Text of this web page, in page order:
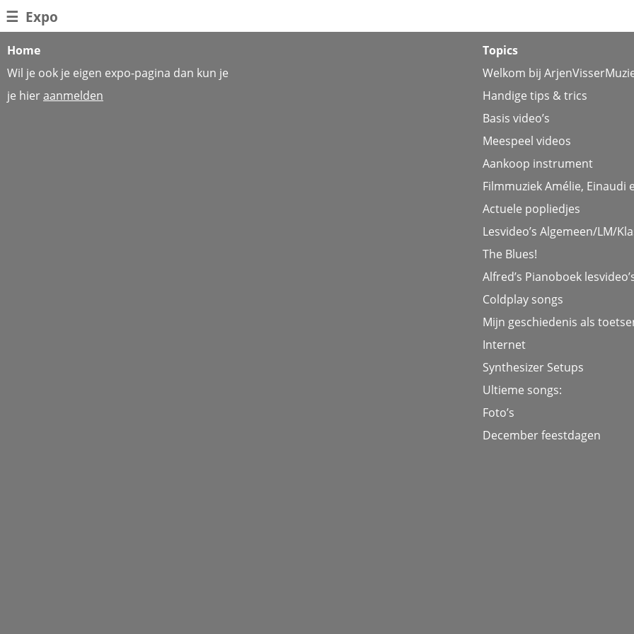
☰ Expo
Home
Wil je ook je eigen expo-pagina dan kun je
je hieraanmelden
Topics
Welkom bij
Handige tips & trics
Basis video’s
Meespeel videos
Aankoop instrument
Filmmuziek Amélie, Einaudi
Actuele popliedjes
Lesvideo’s Algemeen/LM/
The Blues!
Alfred’s Pianoboek
Coldplay songs
Mijn geschiedenis als
Internet
Synthesizer Setups
Ultieme songs:
Foto’s
December feestdagen